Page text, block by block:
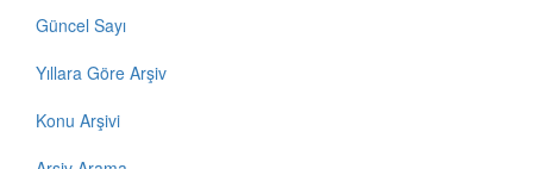
Güncel Sayı
Yıllara Göre Arşiv
Konu Arşivi